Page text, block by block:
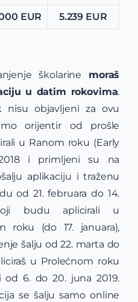
EUR 5.239 EUR
školarine moraš
u datim rokovima.
nisu objavljeni za ovu
orijentir od prošle
u Ranom roku (Early
i primljeni su na
aplikaciju i traženu
od 21. februara do 14.
budu aplicirali u
roku (do 17. januara),
šalju od 22. marta do
u Prolećnom roku
od 6. do 20. juna 2019.
se šalju samo online